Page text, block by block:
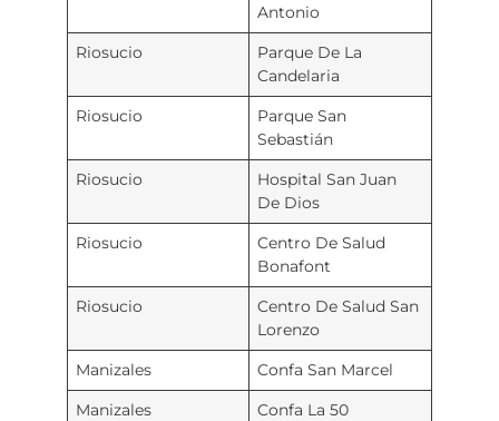
Antonio
Riosucio
Parque De La
Candelaria
Riosucio
Parque San
Sebastián
Riosucio
Hospital San Juan
De Dios
Riosucio
Centro De Salud
Bonafont
Riosucio
Centro De Salud San
Lorenzo
Manizales
Confa San Marcel
Manizales
Confa La 50